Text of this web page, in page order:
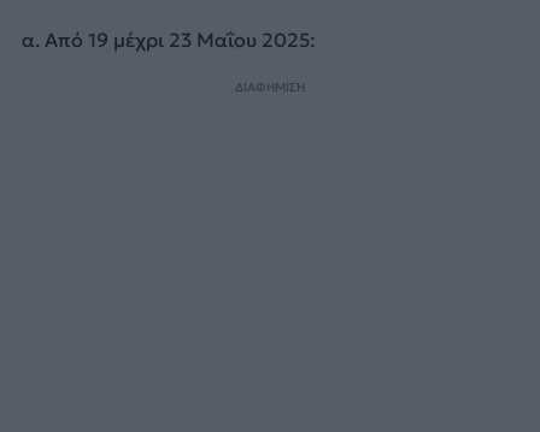
α. Από 19 μέχρι 23 Μαΐου 2025:
ΔΙΑΦΗΜΙΣΗ